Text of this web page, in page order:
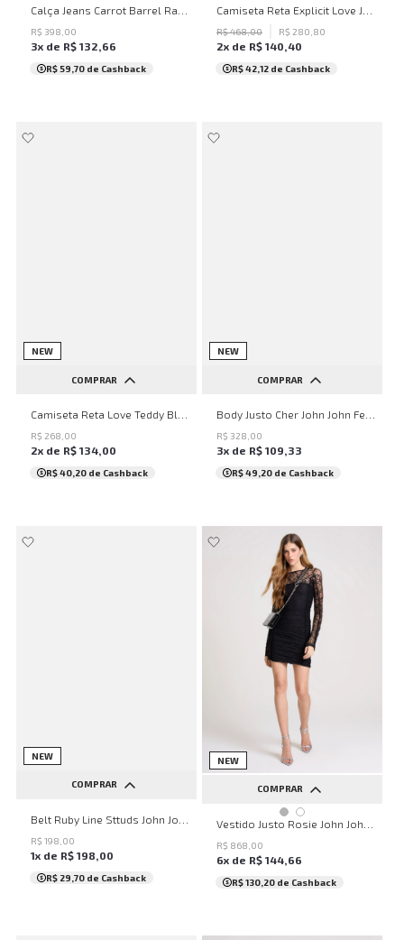
32 34 36 38
40
42
...
R$ 398 00
3x de R$ 132 66
R$ 59,70 de Cashback
PP P M G GG
R$468,00 R$ 280 80
2x de R$ 140 40
R$ 42,12 de Cashback
NEW
COMPRAR
PP P M G GG
R$ 268 00
2x de R$ 134,00
R$ 40,20 de Cashback
NEW
COMPRAR
PP P M G GG
R$ 328 00
3x de R$ 109,33
R$ 49,20 de Cashback
NEW
COMPRAR
PP P M G GG
R$ 198 00
1x de R$ 198 00
R$ 29,70 de Cashback
NEW
COMPRAR
PP P M G GG
R$ 868 00
6x de R$ 144 66
R$ 130,20 de Cashback